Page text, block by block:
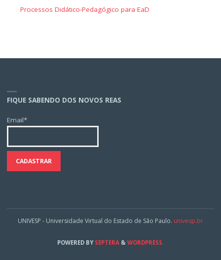
Processos Didático-Pedagógico para EaD
FIQUE SABENDO DOS NOVOS REAS
Email*
UNIVESP - Universidade Virtual do Estado de São Paulo. univesp.br
POWERED BYSEPTERA & WORDPRESS.